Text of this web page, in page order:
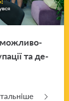
мо­жли­во­
та де­